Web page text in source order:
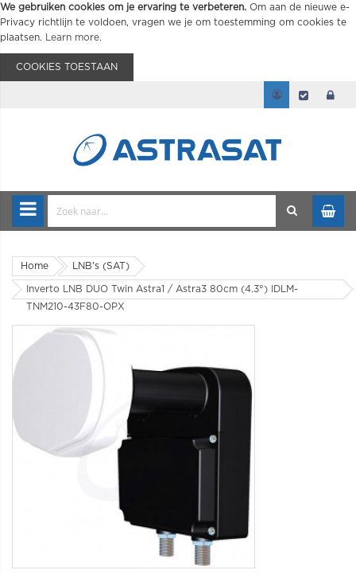
We gebruiken cookies om je ervaring te verbeteren. Om aan de nieuwe e-
Privacy richtlijn te voldoen, vragen we je om toestemming om cookies te
plaatsen.
Learn more.
COOKIES TOESTAAN
Home LNB's (SAT)
Inverto LNB DUO Twin Astra1 / Astra3 80cm (4.3°) IDLM-
TNM210-43F80-OPX